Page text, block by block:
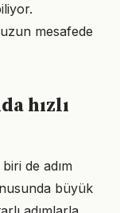
mesafede
hızlı
de adım
büyük